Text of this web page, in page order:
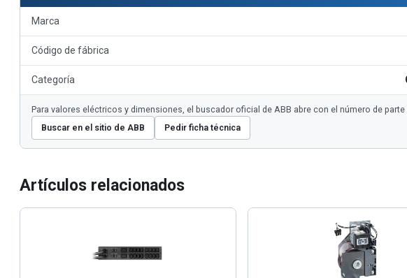
Marca
Código de fábrica
Categoría
Para valores eléctricos y dimensiones, el buscador oficial de ABB abre con el número de parte
Buscar en el sitio de ABB
Pedir ficha técnica
Artículos relacionados